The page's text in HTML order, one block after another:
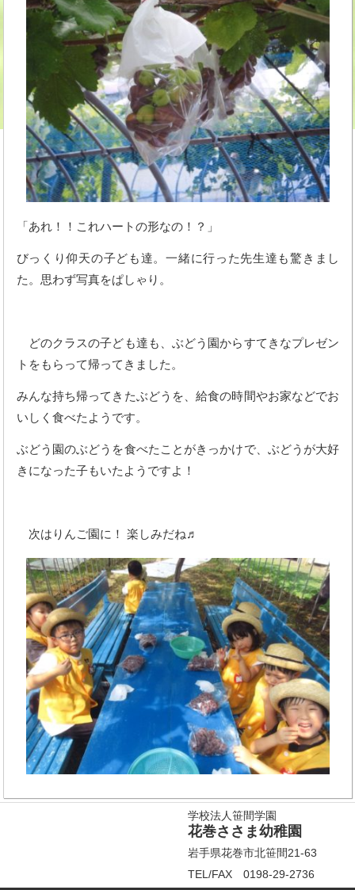
「あれ！！これハートの形なの！？」
びっくり仰天の子ども達。一緒に行った先生達も驚きまし
た。思わず写真をぱしゃり。
どのクラスの子ども達も、ぶどう園からすてきなプレゼン
トをもらって帰ってきました。
みんな持ち帰ってきたぶどうを、給食の時間やお家などでお
いしく食べたようです。
ぶどう園のぶどうを食べたことがきっかけで、ぶどうが大好
きになった子もいたようですよ！
次はりんご園に！ 楽しみだね♬
学校法人笹間学園
花巻ささま幼稚園
岩手県花巻市北笹間21-63
TEL/FAX 0198-29-2736